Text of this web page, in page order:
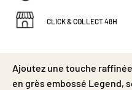
CLICK & COLLECT 48H
Ajoutez une touche
en grès embossé Legend,